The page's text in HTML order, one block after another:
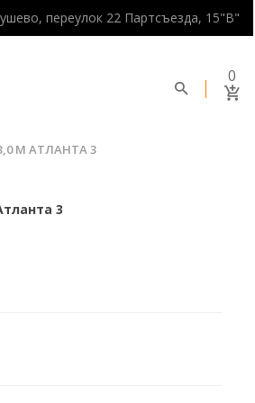
переулок 22 Партсъезда, 15"В"
0
М АТЛАНТА 3
3